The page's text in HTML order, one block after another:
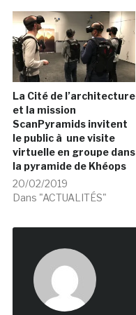
La Cité de l’architecture
et la mission
ScanPyramids invitent
le public à une visite
virtuelle en groupe dans
la pyramide de Khéops
20/02/2019
Dans "ACTUALITÉS"